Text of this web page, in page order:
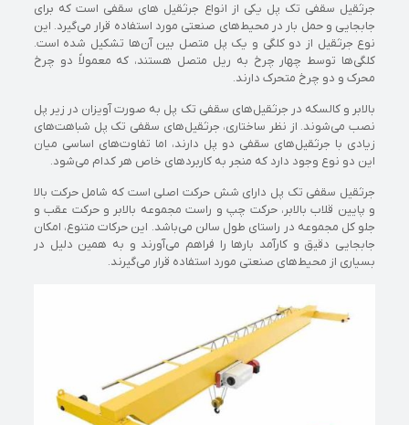
جرثقیل سقفی تک پل یکی از انواع جرثقیل‌ های سقفی است که برای
جابجایی و حمل بار در محیط‌های صنعتی مورد استفاده قرار می‌گیرد. این
نوع جرثقیل از دو کلگی و یک پل متصل بین آن‌ها تشکیل شده است.
کلگی‌ها توسط چهار چرخ به ریل متصل هستند، که معمولاً دو چرخ
محرک و دو چرخ متحرک دارند.
بالابر و کالسکه در جرثقیل‌های سقفی تک پل به صورت آویزان در زیر پل
نصب می‌شوند. از نظر ساختاری، جرثقیل‌های سقفی تک پل شباهت‌های
زیادی با جرثقیل‌های سقفی دو پل دارند، اما تفاوت‌های اساسی میان
این دو نوع وجود دارد که منجر به کاربردهای خاص هر کدام می‌شود.
جرثقیل سقفی تک پل دارای شش حرکت اصلی است که شامل حرکت بالا
و پایین قلاب بالابر، حرکت چپ و راست مجموعه بالابر و حرکت عقب و
جلو کل مجموعه در راستای طول سالن می‌باشد. این حرکات متنوع، امکان
جابجایی دقیق و کارآمد بارها را فراهم می‌آورند و به همین دلیل در
بسیاری از محیط‌های صنعتی مورد استفاده قرار می‌گیرند.